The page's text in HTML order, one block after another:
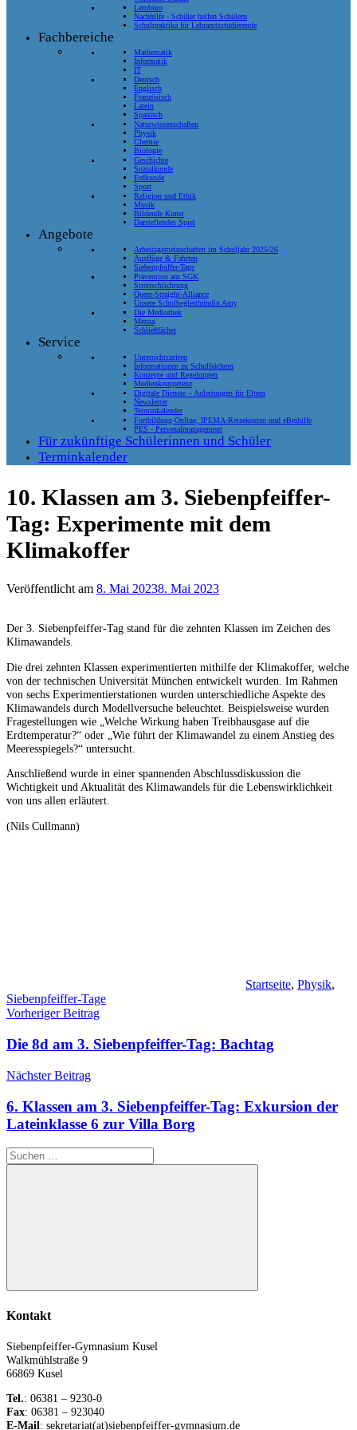
Lernbüro
Nachhilfe - Schüler helfen Schülern
Schulpraktika für Lehramtsstudierende
Fachbereiche
Mathematik
Informatik
IT
Deutsch
Englisch
Französisch
Latein
Spanisch
Naturwissenschaften
Physik
Chemie
Biologie
Geschichte
Sozialkunde
Erdkunde
Sport
Religion und Ethik
Musik
Bildende Kunst
Darstellendes Spiel
Angebote
Arbeitsgemeinschaften im Schuljahr 2025/26
Ausflüge & Fahrten
Siebenpfeiffer-Tage
Prävention am SGK
Streitschlichtung
Queer-Straight-Alliance
Unsere Schulbegleithündin Amy
Die Mediothek
Mensa
Schließfächer
Service
Unterrichtszeiten
Informationen zu Schulbüchern
Konzepte und Regelungen
Medienkompetenz
Digitale Dienste – Anleitungen für Eltern
Newsletter
Terminkalender
Fortbildung-Online, IPEMA-Reisekosten und eBeihilfe
PES - Personalmanagement
Für zukünftige Schülerinnen und Schüler
Terminkalender
10. Klassen am 3. Siebenpfeiffer-
Tag: Experimente mit dem
Klimakoffer
Veröffentlicht am 8. Mai 20238. Mai 2023
Der 3. Siebenpfeiffer-Tag stand für die zehnten Klassen im Zeichen des
Klimawandels.
Die drei zehnten Klassen experimentierten mithilfe der Klimakoffer, welche
von der technischen Universität München entwickelt wurden. Im Rahmen
von sechs Experimentierstationen wurden unterschiedliche Aspekte des
Klimawandels durch Modellversuche beleuchtet. Beispielsweise wurden
Fragestellungen wie „Welche Wirkung haben Treibhausgase auf die
Erdtemperatur?“ oder „Wie führt der Klimawandel zu einem Anstieg des
Meeresspiegels?“ untersucht.
Anschließend wurde in einer spannenden Abschlussdiskussion die
Wichtigkeit und Aktualität des Klimawandels für die Lebenswirklichkeit
von uns allen erläutert.
(Nils Cullmann)
Startseite, Physik,
Siebenpfeiffer-Tage
Beitragsnavigation
Vorheriger Beitrag
Die 8d am 3. Siebenpfeiffer-Tag: Bachtag
Nächster Beitrag
6. Klassen am 3. Siebenpfeiffer-Tag: Exkursion der
Lateinklasse 6 zur Villa Borg
Suchen
nach:
Suchen
Kontakt
Siebenpfeiffer-Gymnasium Kusel
Walkmühlstraße 9
66869 Kusel
Tel.: 06381 – 9230-0
Fax: 06381 – 923040
E-Mail: sekretariat(at)siebenpfeiffer-gymnasium.de